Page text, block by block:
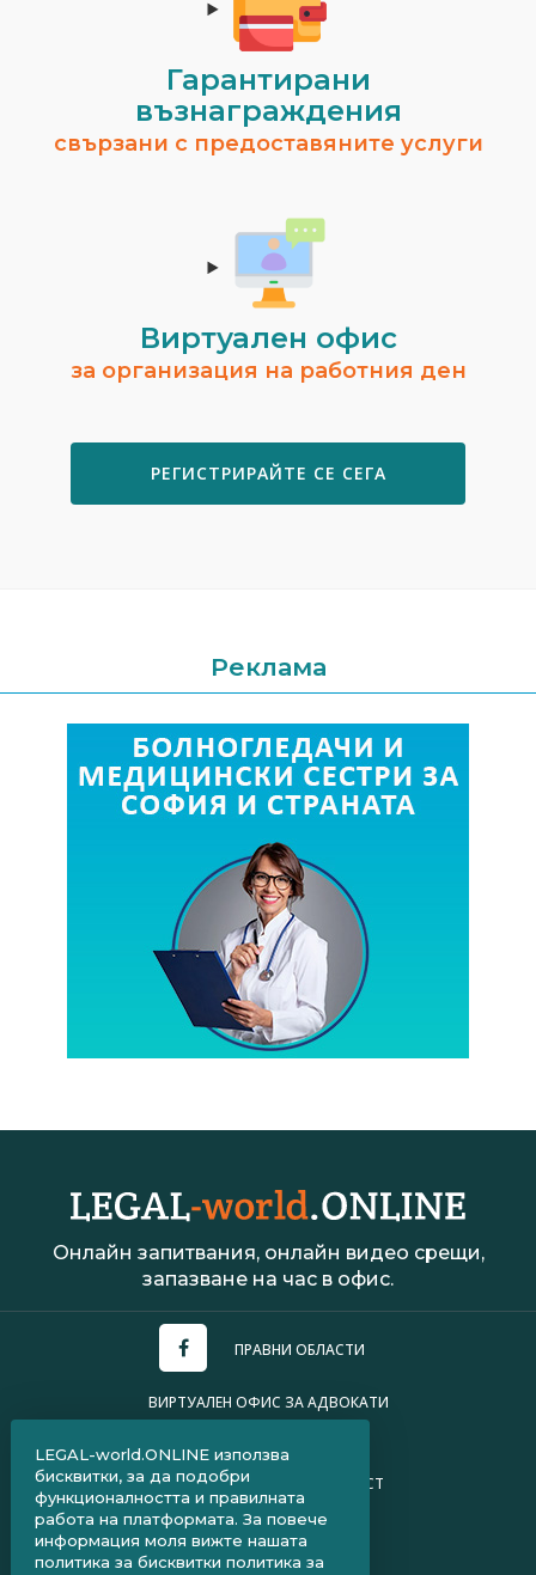
Гарантирани
възнаграждения
свързани с предоставяните услуги
Виртуален офис
за организация на работния ден
РЕГИСТРИРАЙТЕ СЕ СЕГА
Реклама
Онлайн запитвания, онлайн видео срещи,
запазване на час в офис.
ПРАВНИ ОБЛАСТИ
ВИРТУАЛЕН ОФИС ЗА АДВОКАТИ
ПОЛИТИКА ЗА ПОВЕРИТЕЛНОСТ
ЧЗВ ЗА КЛИЕНТИ
ЧЗВ ЗА АДВОКАТИ
LEGAL-world.ONLINE използва
бисквитки, за да подобри
функционалността и правилната
работа на платформата. За повече
информация моля вижте нашата
политика за бисквитки политика за